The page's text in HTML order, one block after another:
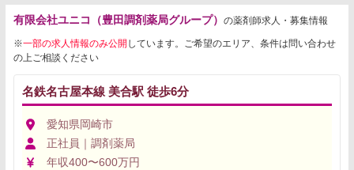
有限会社ユニコ（豊田調剤薬局グループ） の薬剤師求人・募集情報
※一部の求人情報のみ公開 しています。ご希望のエリア、条件は問い合わせ
の上ご相談ください
名鉄名古屋本線 美合駅 徒歩6分
愛知県岡崎市
正社員｜調剤薬局
年収400〜600万円